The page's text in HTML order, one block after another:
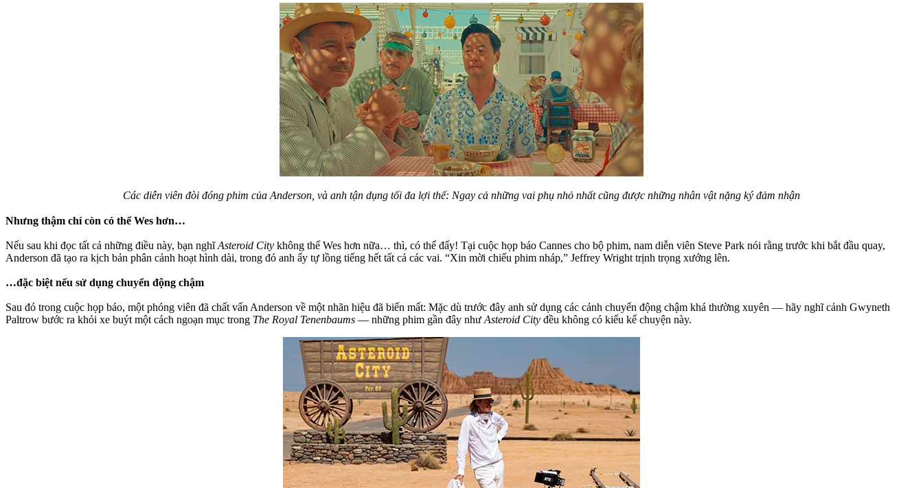
Các diễn viên đòi đóng phim của Anderson, và anh tận dụng tối đa lợi thế: Ngay cả những vai phụ nhỏ nhất cũng được những nhân vật nặng ký đảm nhận
Nhưng thậm chí còn có thể Wes hơn…
Nếu sau khi đọc tất cả những điều này, bạn nghĩAsteroid City không thể Wes hơn nữa… thì, có thể đấy! Tại cuộc họp báo Cannes cho bộ phim, nam diễn viên Steve Park nói rằng trước khi bắt đầu quay,
Anderson đã tạo ra kịch bản phân cảnh hoạt hình dài, trong đó anh ấy tự lồng tiếng hết tất cả các vai. “Xin mời chiếu phim nháp,” Jeffrey Wright trịnh trọng xướng lên.
…đặc biệt nếu sử dụng chuyển động chậm
Sau đó trong cuộc họp báo, một phóng viên đã chất vấn Anderson về một nhãn hiệu đã biến mất: Mặc dù trước đây anh sử dụng các cảnh chuyển động chậm khá thường xuyên — hãy nghĩ cảnh Gwyneth
Paltrow bước ra khỏi xe buýt một cách ngoạn mục trong The Royal Tenenbaums — những phim gần đây như Asteroid City đều không có kiểu kể chuyện này.